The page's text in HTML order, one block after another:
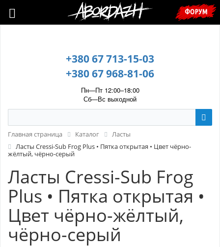
🇺🇦 У зв’язку з воєнним станом, прохання уточнювати ціну та
наявність у менеджера. 🇺🇦
+380 67 713-15-03
+380 67 968-81-06
Пн—Пт 12:00–18:00
Сб—Вс выходной
ФОРУМ
Главная страница Каталог
Ласты
Ласты Cressi-Sub Frog Plus • Пятка открытая • Цвет чёрно-
жёлтый, чёрно-серый
Ласты Cressi-Sub Frog
Plus • Пятка открытая •
Цвет чёрно-жёлтый,
чёрно-серый